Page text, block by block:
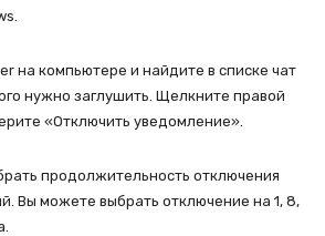
на компьютере и найдите в списке чат
нужно заглушить. Щелкните правой
«Отключить уведомление».
продолжительность отключения
Вы можете выбрать отключение на 1, 8,